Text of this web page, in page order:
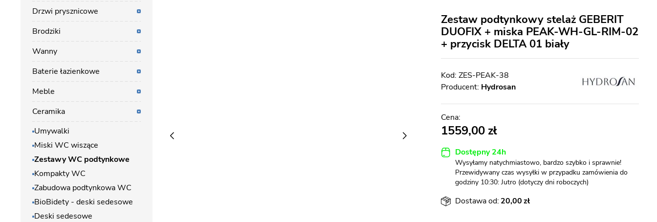
Zestaw podtynkowy stelaż GEBERIT
DUOFIX + miska PEAK-WH-GL-RIM-02
+ przycisk DELTA 01 biały
ZES-PEAK-38
Producent: Hydrosan
1559,00
Dostępny 24h
Wysyłamy natychmiastowo, bardzo szybko i sprawnie!
Przewidywany czas wysyłki w przypadku zamówienia do
godziny 10:30: Jutro (dotyczy dni roboczych)
Dostawa od: 20,00
Drzwi prysznicowe
Brodziki
Wanny
Baterie łazienkowe
Meble
Ceramika
Umywalki
Miski WC wiszące
Zestawy WC podtynkowe
Kompakty WC
Zabudowa podtynkowa WC
BioBidety - deski sedesowe
Deski sedesowe